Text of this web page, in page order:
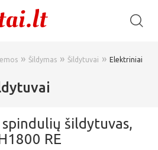
» Šildymas » Šildytuvai » Elektriniai
šildytuvas,
RE